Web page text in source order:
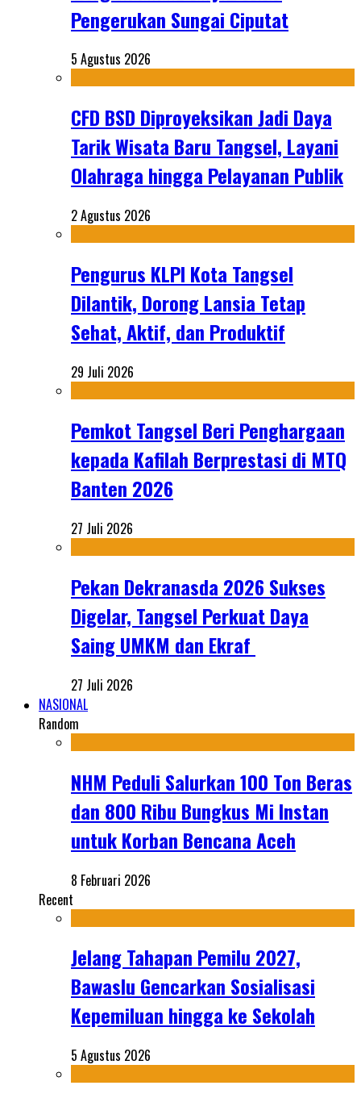
Pengerukan Sungai Ciputat
5 Agustus 2026
CFD BSD Diproyeksikan Jadi Daya
Tarik Wisata Baru Tangsel, Layani
Olahraga hingga Pelayanan Publik
2 Agustus 2026
Pengurus KLPI Kota Tangsel
Dilantik, Dorong Lansia Tetap
Sehat, Aktif, dan Produktif
29 Juli 2026
Pemkot Tangsel Beri Penghargaan
kepada Kafilah Berprestasi di MTQ
Banten 2026
27 Juli 2026
Pekan Dekranasda 2026 Sukses
Digelar, Tangsel Perkuat Daya
Saing UMKM dan Ekraf
27 Juli 2026
NASIONAL
Random
NHM Peduli Salurkan 100 Ton Beras
dan 800 Ribu Bungkus Mi Instan
untuk Korban Bencana Aceh
8 Februari 2026
Recent
Jelang Tahapan Pemilu 2027,
Bawaslu Gencarkan Sosialisasi
Kepemiluan hingga ke Sekolah
5 Agustus 2026